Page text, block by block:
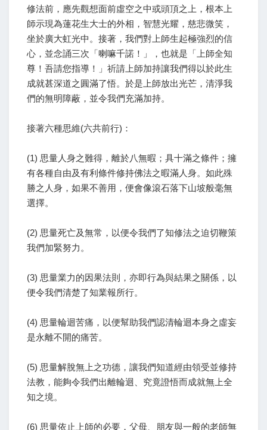
修法前，應先觀想面前虛空之中或頭頂之上，根本上
師示現為蓮花生大士的外相，智慧光耀，慈悲微笑，
坐於廣大虹光中。接著，我們對上師生起極強烈的信
心，並念誦三次「喇嘛千諾！」，也就是「上師全知
尊！吾請您指導！」祈請上師加持讓我們得以於此生
成就甚深道之圓滿了悟。於是上師放出光芒，清淨我
們的無明障蔽，並令我們充滿加持。
接著六種思維(六共前行)：
(1) 思量人身之難得，離於八無暇；具十滿之條件；擁
有各種自由及有利條件修持佛法之暇滿人身。如此殊
勝之人身，如果不善用，便會像滾石落下山坡般毫無
選擇。
(2) 思量死亡及無常，以便令我們了知修法之迫切鞭策
我們加緊努力。
(3) 思量業力的因果法則，亦即行為與結果之關係，以
便令我們清楚了知業報所行。
(4) 思量輪迴苦痛，以便幫助我們認清輪迴本身之虛妄
是永離不開的痛苦。
(5) 思量解脫無上之功德，讓我們知道經由領受並修持
法教，能夠令我們出離輪迴、究竟證悟而成就無上全
知之境。
(6) 思量依止上師的必要，父母、朋友與一般的老師無